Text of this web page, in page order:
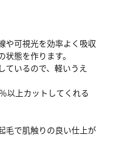
や可視光を効率よく吸収
態を作ります。
ているので、軽いうえ
以上カットしてくれる
毛で肌触りの良い仕上が